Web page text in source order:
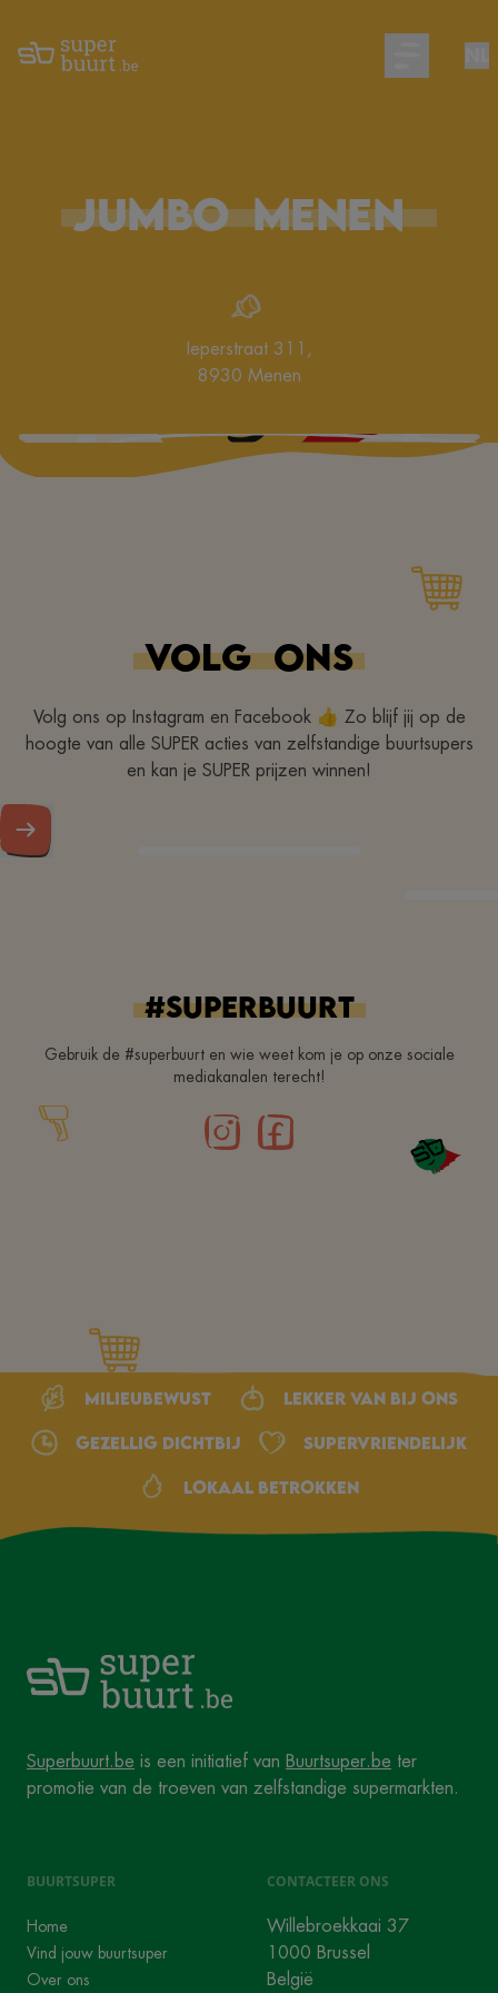
Open main
Jumbo Menen
Ieperstraat 311 ,
8930 Menen
VOLG ONS
Volg ons op Instagram en Facebook 👍 Zo blijf jij op de
hoogte van alle SUPER acties van zelfstandige buurtsupers
en kan je SUPER prijzen winnen!
#superbuurt
Gebruik de #superbuurt en wie weet kom je op onze sociale
mediakanalen terecht!
Milieubewust Lekker van bij ons
Gezellig dichtbij Supervriendelijk
Lokaal betrokken
Superbuurt.be is een initiatief van Buurtsuper.be ter
promotie van de troeven van zelfstandige supermarkten.
BUURTSUPER
Home
Vind jouw buurtsuper
Over ons
CONTACTEER ONS
Willebroekkaai 37
1000 Brussel
België